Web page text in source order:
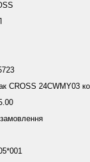
CROSS 24CWMY03